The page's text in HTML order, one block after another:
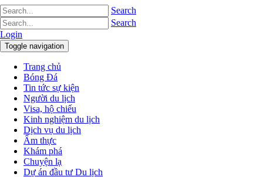
Search
Search
Login
Toggle navigation
Trang chủ
Bóng Đá
Tin tức sự kiện
Người du lịch
Visa, hộ chiếu
Kinh nghiệm du lịch
Dịch vụ du lịch
Ẩm thực
Khám phá
Chuyện lạ
Dự án đầu tư Du lịch